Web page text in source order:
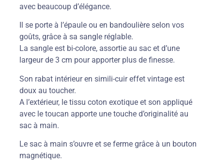
avec beaucoup d’élégance.
Il se porte à l’épaule ou en bandoulière selon vos
goûts, grâce à sa sangle réglable.
La sangle est bi-colore, assortie au sac et d’une
largeur de 3 cm pour apporter plus de finesse.
Son rabat intérieur en simili-cuir effet vintage est
doux au toucher.
A l’extérieur, le tissu coton exotique et son appliqué
avec le toucan apporte une touche d’originalité au
sac à main.
Le sac à main s’ouvre et se ferme grâce à un bouton
magnétique.